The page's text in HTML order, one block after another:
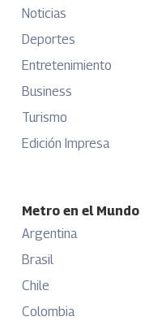
Noticias
Deportes
Entretenimiento
Business
Turismo
Edición Impresa
Metro en el Mundo
Argentina
Brasil
Chile
Colombia